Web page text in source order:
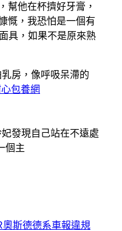
幫他在杯擠好牙膏，
慨，我恐怕是一個有
具，如果不是原來熟
房，像呼吸呆滯的
包養網
發現自己站在不遠處
個主
斯德德系車報違規